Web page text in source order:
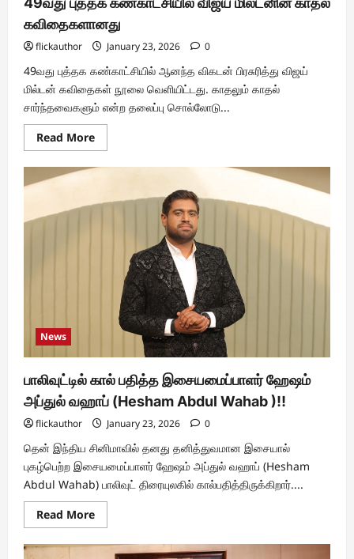
கவிதைகளானது
flickauthor January 23, 2026 0
49வது புத்தக கண்காட்சியில் ஆனந்த விகடன் பிரசுரித்து விஜய்
மில்டன் கவிதைகள் நூலை வெளியிட்டது. காதலும் காதல்
சார்ந்தவைகளும் என்ற தலைப்பு சொல்லோடு...
Read MoreRead
more
49வது
விஜய்
கவிதைகளானது
News
பாலிவுட்டில் கால் பதித்த இசையமைப்பாளர் ஹேஷம்
அப்துல் வஹாப் (Hesham Abdul Wahab )!!
flickauthor January 23, 2026 0
தென் இந்திய சினிமாவில் தனது தனித்துவமான இசையால்
புகழ்பெற்ற இசையமைப்பாளர் ஹேஷம் அப்துல் வஹாப் (Hesham
Abdul Wahab) பாலிவுட் திரையுலகில் கால்பதித்திருக்கிறார்....
Read MoreRead
more
பாலிவுட்டில்